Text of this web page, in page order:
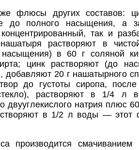
флюсы других составов:
до полного насыщения, а
так и
растворяют в
насыщения) в 60 г соляной
цинк растворяют (до
добавляют 20 г нашатырного
до густоты сиропа,
растворяют в 1/4 л
двууглекислого натрия плюс
в 1/2 л воды — этот
производится